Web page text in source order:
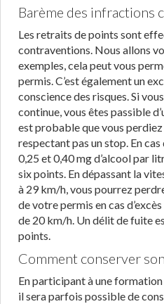
Barème des infractions
Les retraits de points sont
contraventions. Nous allons
exemples, cela peut vous
permis. C’est également un
conscience des risques. Si
continue, vous êtes passible
est probable que vous
respectant pas un stop. En
0,25 et 0,40 mg d’alcool par
six points. En dépassant la
à 29 km/h, vous pourrez
de votre permis en cas
de 20 km/h. Un délit de fuite
points.
Comment conserver
En participant à une
il sera parfois possible de